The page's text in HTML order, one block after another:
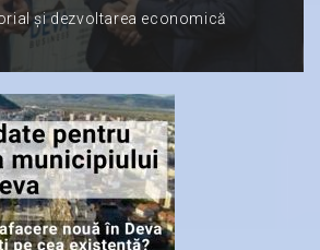
și dezvoltarea economică